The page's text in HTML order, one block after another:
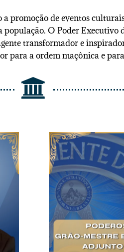
promoção de eventos
O Poder
transformador e
a ordem maçônica e